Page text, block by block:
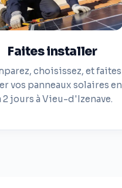
Faites installer
choisissez, et faites
vos panneaux solaires en
2 jours à Vieu-d'Izenave.